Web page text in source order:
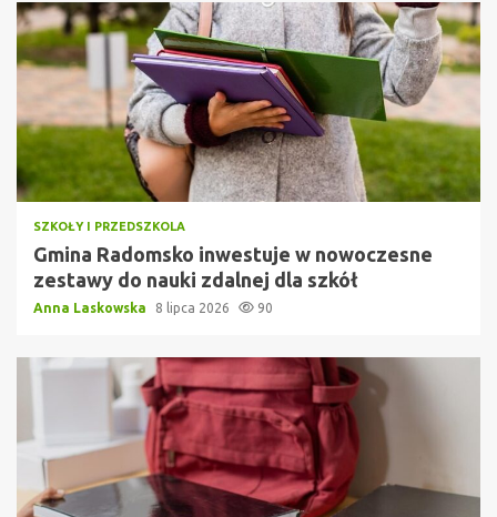
SZKOŁY I PRZEDSZKOLA
Gmina Radomsko inwestuje w nowoczesne
zestawy do nauki zdalnej dla szkół
Anna Laskowska 8 lipca 2026 90